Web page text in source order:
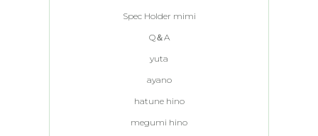
Spec Holder mimi
Q＆A
yuta
ayano
hatune hino
megumi hino